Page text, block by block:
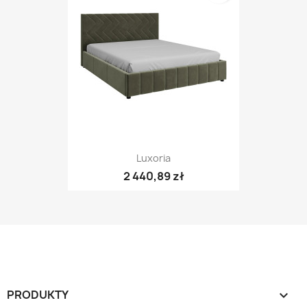
Luxoria
2 440,89 zł
PRODUKTY 